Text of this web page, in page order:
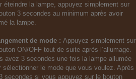
éteindre la lampe, appuyez simplement sur
3 secondes au minimum après avoir
la lampe.
de mode : Appuyez simplement sur
ON/OFF tout de suite après l’allumage.
avez 3 secondes une fois la lampe allumée
sélectionner le mode que vous voulez. Après
secondes si vous appuyez sur le bouton